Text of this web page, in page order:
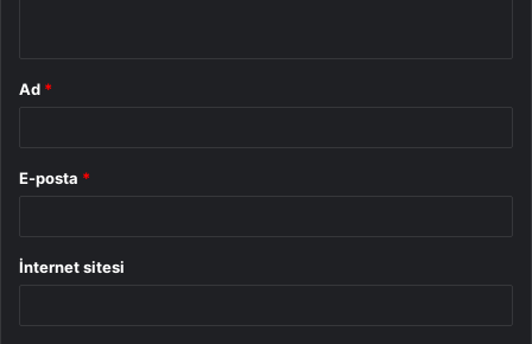
Ad *
E-posta *
İnternet sitesi